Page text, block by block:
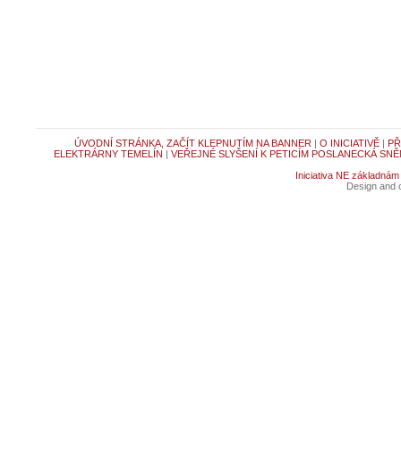
ÚVODNÍ STRÁNKA, ZAČÍT KLEPNUTÍM NA BANNER | O INICIATIVĚ|
ELEKTRÁRNY TEMELÍN | VEŘEJNÉ SLYŠENÍ K PETICÍM POSLANECKÁ
Iniciativa NE základnám
Design and